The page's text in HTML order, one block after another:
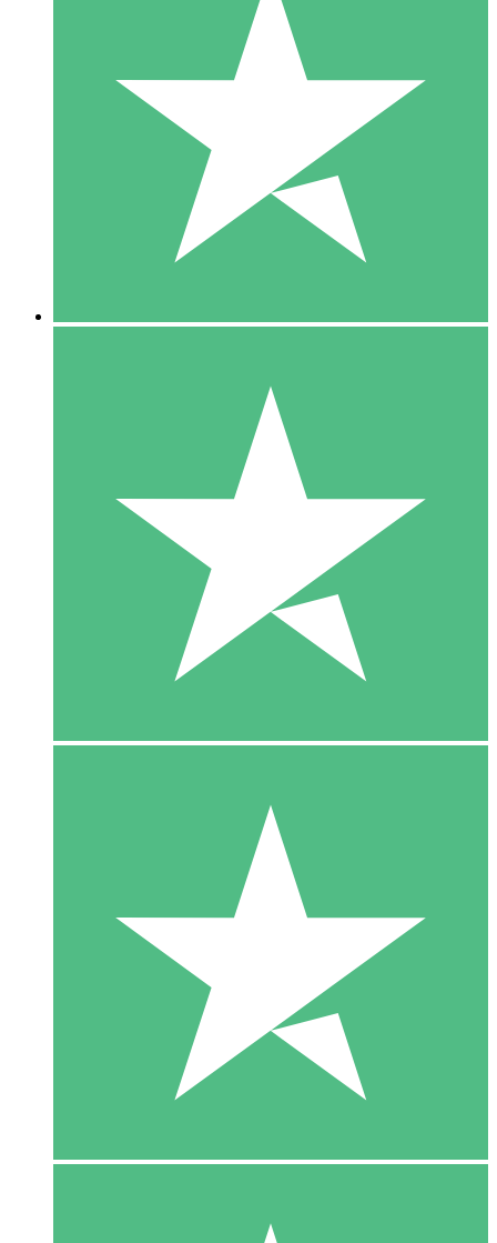
Pacotes de Créditos Individuais
Pague conforme o uso com créditos de download. Sem
1000
10 Downloads
20 00